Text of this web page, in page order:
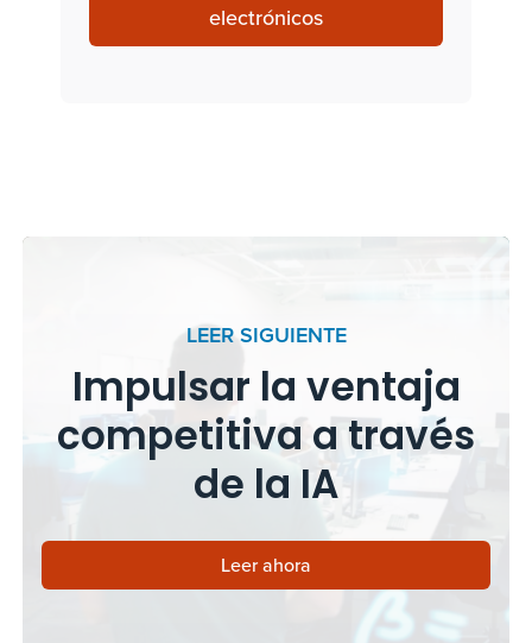
electrónicos
LEER SIGUIENTE
Impulsar la ventaja
competitiva a través
de la IA
Leer ahora